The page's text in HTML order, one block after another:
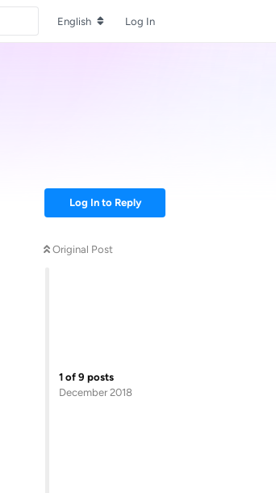
English Log In
Log In to Reply
Original Post
1 of 9 posts
December 2018